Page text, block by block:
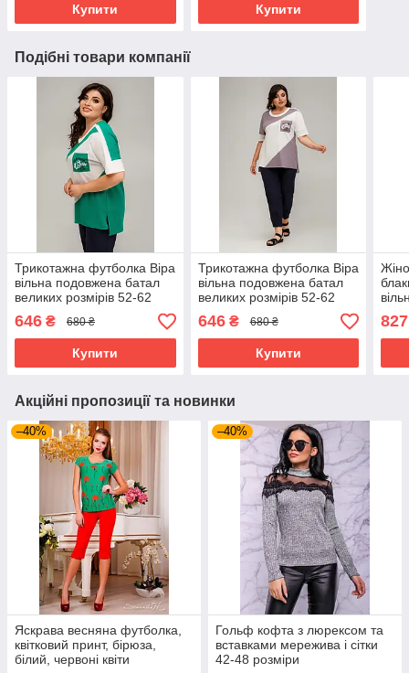
Купити Купити
Подібні товари компанії
Трикотажна футболка Віра
вільна подовжена батал
великих розмірів 52-62
646 ₴ 680 ₴
Купити
Трикотажна футболка Віра
вільна подовжена батал
великих розмірів 52-62
646₴ 680 ₴
Купити
Акційні пропозиції та новинки
–40%
Яскрава весняна футболка,
квітковий принт, бірюза,
білий, червоні квіти
–40%
Гольф кофта з люрексом та
вставками мережива і сітки
42-48 розміри